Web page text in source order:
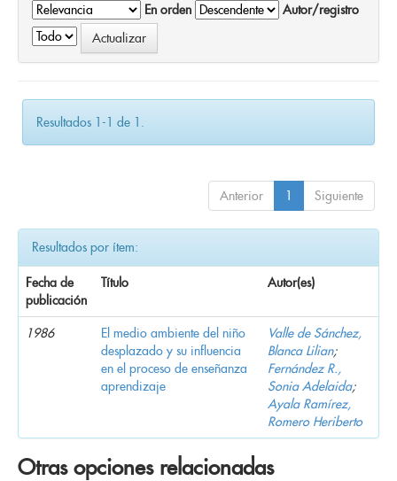
En orden
Autor/registro
Resultados 1-1 de 1.
Anterior 1 Siguiente
Resultados por ítem:
Fecha de
publicación
Título Autor(es)
1986
El medio ambiente del niño
desplazado y su influencia
en el proceso de enseñanza
aprendizaje
Valle de Sánchez,
Blanca Lilian;
Fernández R.,
Sonia Adelaida;
Ayala Ramírez,
Romero Heriberto
Otras opciones relacionadas